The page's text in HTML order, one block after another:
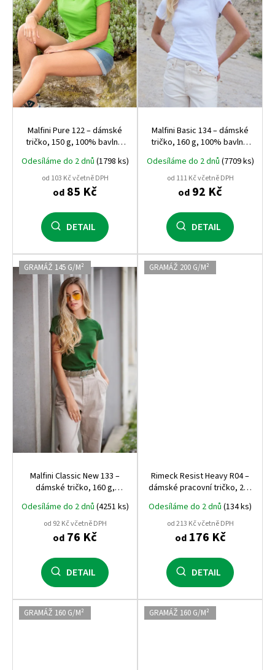
r
o
d
u
k
t
ů
Malfini Pure 122 – dámské
tričko, 150 g, 100% bavlna,
Odesíláme do 2 dnů (1798 ks)
od 103 Kč včetně DPH
od 85 Kč
DETAIL
Malfini Basic 134 – dámské
tričko, 160 g, 100% bavlna,
Odesíláme do 2 dnů (7709 ks)
od 111 Kč včetně DPH
od 92 Kč
DETAIL
GRAMÁŽ 145 G/M²
Malfini Classic New 133 –
dámské tričko, 160 g,
Odesíláme do 2 dnů (4251 ks)
od 92 Kč včetně DPH
od 76 Kč
DETAIL
GRAMÁŽ 200 G/M²
Rimeck Resist Heavy R04 –
dámské pracovní tričko, 200
95 °C
Odesíláme do 2 dnů (134 ks)
od 213 Kč včetně DPH
od176 Kč
DETAIL
GRAMÁŽ 160 G/M² GRAMÁŽ 160 G/M²